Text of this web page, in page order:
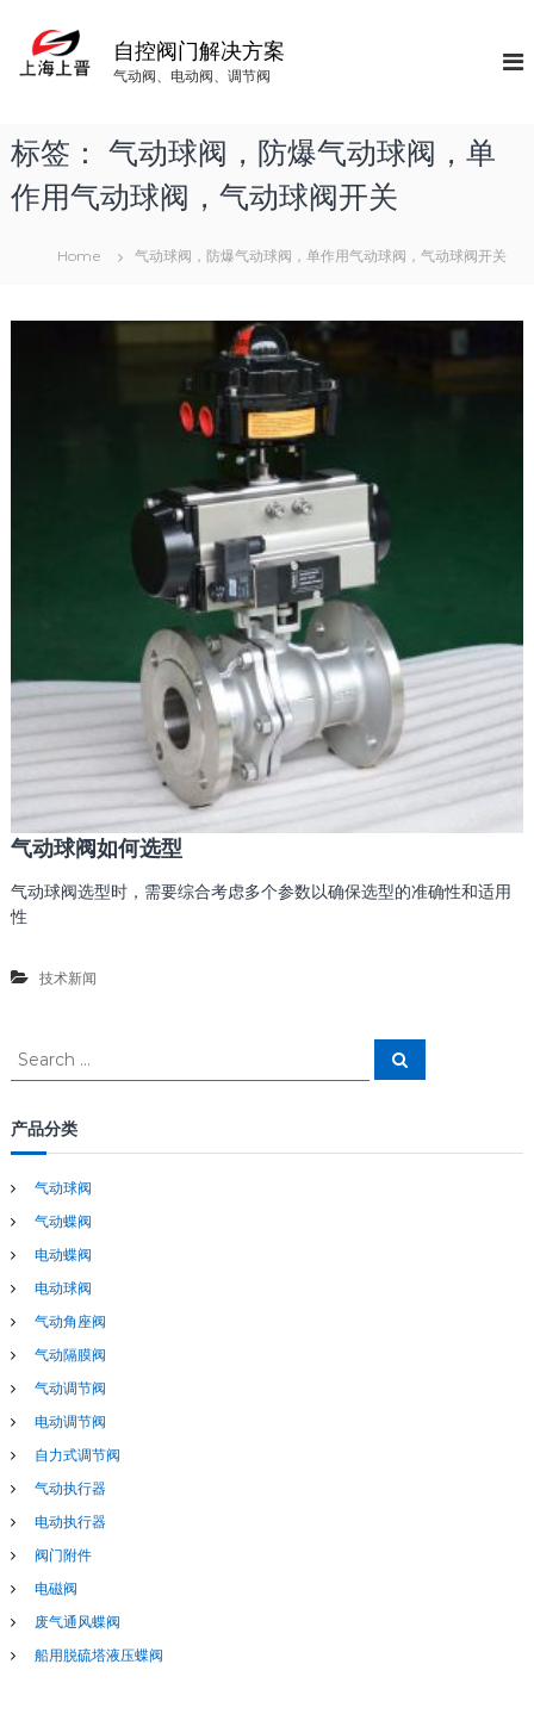
自控阀门解决方案
气动阀、电动阀、调节阀
标签： 气动球阀，防爆气动球阀，单
作用气动球阀，气动球阀开关
Home 气动球阀，防爆气动球阀，单作用气动球阀，气动球阀开关
气动球阀如何选型
气动球阀选型时，需要综合考虑多个参数以确保选型的准确性和适用
性
技术新闻
S
r
c
f
o
r
S
e
产品分类
气动球阀
气动蝶阀
电动蝶阀
电动球阀
气动角座阀
气动隔膜阀
气动调节阀
电动调节阀
自力式调节阀
气动执行器
电动执行器
阀门附件
电磁阀
废气通风蝶阀
船用脱硫塔液压蝶阀